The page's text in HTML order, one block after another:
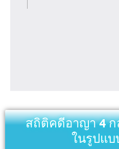
สถิติคดีอาญา 4
ในรูปแบ